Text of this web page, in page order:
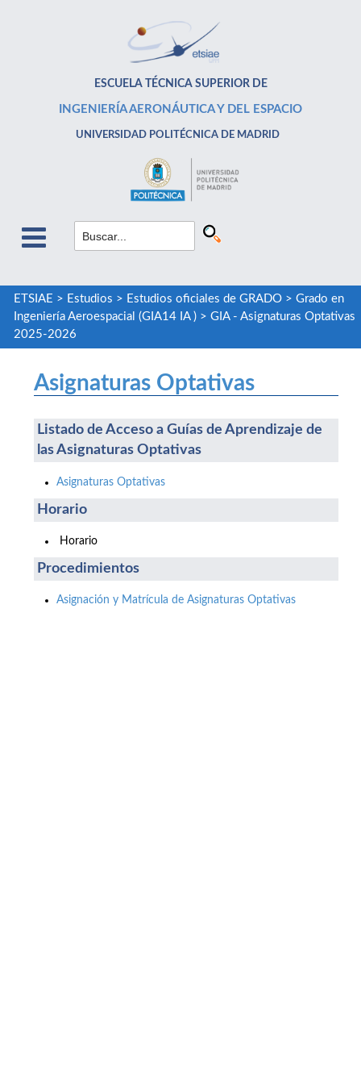
ESCUELA TÉCNICA SUPERIOR DE
INGENIERÍA AERONÁUTICA Y DEL ESPACIO
UNIVERSIDAD POLITÉCNICA DE MADRID
ETSIAE > Estudios > Estudios oficiales de GRADO> Grado en
Ingeniería Aeroespacial (GIA14 IA )> GIA - Asignaturas Optativas
2025-2026
Asignaturas Optativas
Listado de Acceso a Guías de Aprendizaje de
las Asignaturas Optativas
Asignaturas Optativas
Horario
Horario
Procedimientos
Asignación y Matrícula de Asignaturas Optativas